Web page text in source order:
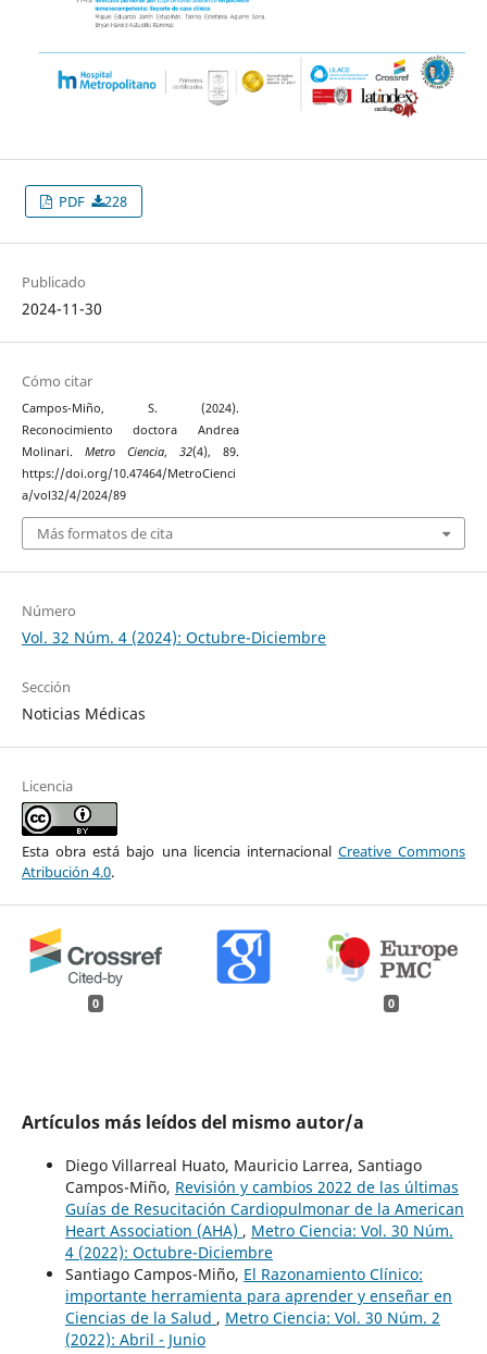
PDF 228
Publicado
2024-11-30
Cómo citar
Campos-Miño, S. (2024).
Reconocimiento doctora Andrea
Molinari. Metro Ciencia, 32(4), 89.
https://doi.org/10.47464/MetroCienci
a/vol32/4/2024/89
Más formatos de cita
Número
Vol. 32 Núm. 4 (2024): Octubre-Diciembre
Sección
Noticias Médicas
Licencia
Esta obra está bajo una licencia internacional Creative Commons
Atribución 4.0.
0 0
Artículos más leídos del mismo autor/a
Diego Villarreal Huato, Mauricio Larrea, Santiago
Campos-Miño, Revisión y cambios 2022 de las últimas
Guías de Resucitación Cardiopulmonar de la American
Heart Association (AHA) , Metro Ciencia: Vol. 30 Núm.
4 (2022): Octubre-Diciembre
Santiago Campos-Miño, El Razonamiento Clínico:
importante herramienta para aprender y enseñar en
Ciencias de la Salud , Metro Ciencia: Vol. 30 Núm. 2
(2022): Abril - Junio